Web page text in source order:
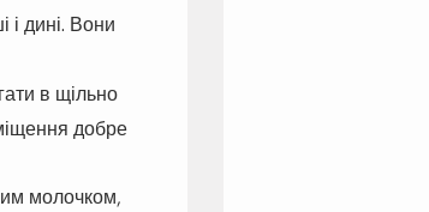
і дині. Вони
в щільно
добре
молочком,